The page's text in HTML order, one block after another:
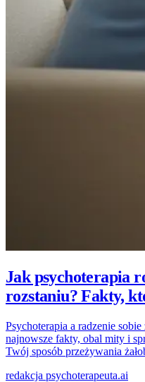
Jak psychoterapia
rozstaniu? Fakty,
Psychoterapia a radzenie
najnowsze fakty, obal mity i
Twój sposób przeżywania
redakcja psychoterapeuta.ai